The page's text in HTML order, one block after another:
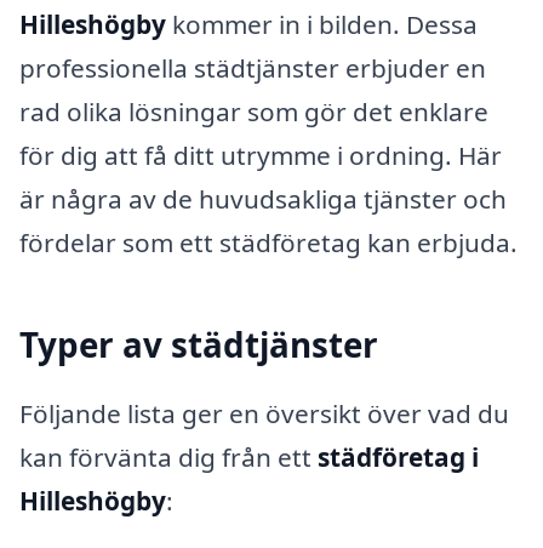
Hilleshögby kommer in i bilden. Dessa
professionella städtjänster erbjuder en
rad olika lösningar som gör det enklare
för dig att få ditt utrymme i ordning. Här
är några av de huvudsakliga tjänster och
fördelar som ett städföretag kan erbjuda.
Typer av städtjänster
Följande lista ger en översikt över vad du
kan förvänta dig från ett städföretag i
Hilleshögby: